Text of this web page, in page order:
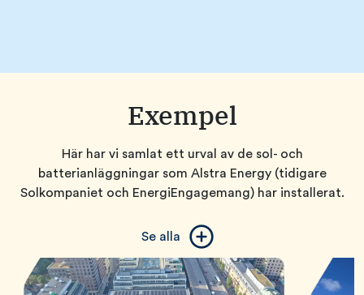
Exempel
Här har vi samlat ett urval av de sol- och
batterianläggningar som Alstra Energy (tidigare
Solkompaniet och EnergiEngagemang) har installerat.
Se alla